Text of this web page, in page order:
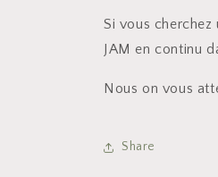
Si vous
JAM en continu
Nous on vous
Share